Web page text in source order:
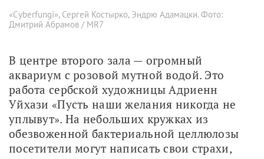
«Сyberfungi», Сергей Костырко, Эндрю Адамацки. Фото:
Дмитрий Абрамов / MR7
В центре второго зала — огромный
аквариум с розовой мутной водой. Это
работа сербской художницы Адриенн
Уйхази «Пусть наши желания никогда не
уплывут». На небольших кружках из
обезвоженной бактериальной целлюлозы
посетители могут написать свои страхи,